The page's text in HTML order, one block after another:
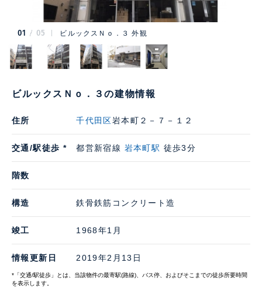
01 05 ビルックスＮｏ．３ 外観
ビルックスＮｏ．３の建物情報
住所 千代田区岩本町２－７－１２
交通/駅徒歩 * 都営新宿線 岩本町駅 徒歩3分
階数
構造 鉄骨鉄筋コンクリート造
竣工 1968年1月
情報更新日 2019年2月13日
*「交通/駅徒歩」とは、当該物件の最寄駅(路線)、バス停、およびそこまでの徒歩所要時間
を表示します。